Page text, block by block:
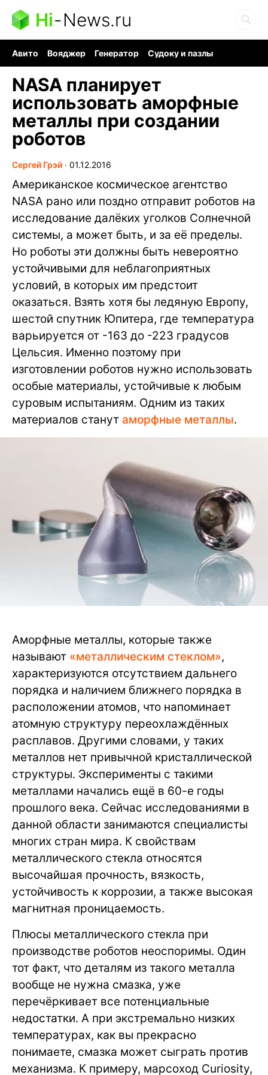
Hi-News.ru
Авито Вояджер Генератор
Судоку и пазлы
NASA планирует
использовать аморфные
металлы при создании
роботов
Сергей Грэй ∙ 01.12.2016
Американское космическое агентство
NASA рано или поздно отправит роботов на
исследование далёких уголков Солнечной
системы, а может быть, и за её пределы.
Но роботы эти должны быть невероятно
устойчивыми для неблагоприятных
условий, в которых им предстоит
оказаться. Взять хотя бы ледяную Европу,
шестой спутник Юпитера, где температура
варьируется от -163 до -223 градусов
Цельсия. Именно поэтому при
изготовлении роботов нужно использовать
особые материалы, устойчивые к любым
суровым испытаниям. Одним из таких
материалов станут аморфные металлы.
Аморфные металлы, которые также
называют «металлическим стеклом»,
характеризуются отсутствием дальнего
порядка и наличием ближнего порядка в
расположении атомов, что напоминает
атомную структуру переохлаждённых
расплавов. Другими словами, у таких
металлов нет привычной кристаллической
структуры. Эксперименты с такими
металлами начались ещё в 60-е годы
прошлого века. Сейчас исследованиями в
данной области занимаются специалисты
многих стран мира. К свойствам
металлического стекла относятся
высочайшая прочность, вязкость,
устойчивость к коррозии, а также высокая
магнитная проницаемость.
Плюсы металлического стекла при
производстве роботов неоспоримы. Один
тот факт, что деталям из такого металла
вообще не нужна смазка, уже
перечёркивает все потенциальные
недостатки. А при экстремально низких
температурах, как вы прекрасно
понимаете, смазка может сыграть против
механизма. К примеру, марсоход Curiosity,